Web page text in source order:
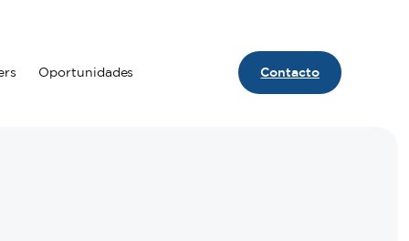
Oportunidades Contacto